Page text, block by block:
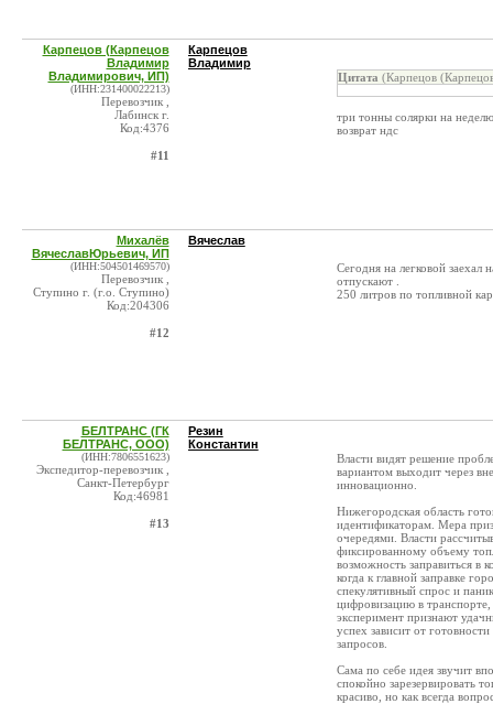
Карпецов (Карпецов
Владимир
Владимирович, ИП)
(ИНН:231400022213)
Перевозчик ,
Лабинск г.
Код:4376
#11
Карпецов
Владимир
Цитата (Карпецов
три тонны солярки на
возврат ндс
Михалёв
ВячеславЮрьевич, ИП
(ИНН:504501469570)
Перевозчик ,
Ступино г. (г.о. Ступино)
Код:204306
#12
Вячеслав
Сегодня на легковой заехал
отпускают .
250 литров по топливной
БЕЛТРАНС (ГК
БЕЛТРАНС, ООО)
(ИНН:7806551623)
Экспедитор-перевозчик ,
Санкт-Петербург
Код:46981
#13
Резин
Константин
Власти видят решение
вариантом выходит через
инновационно.
Нижегородская область
идентификаторам. Мера
очередями. Власти
фиксированному объему
возможность заправиться в
когда к главной заправке
спекулятивный спрос и
цифровизацию в
эксперимент признают
успех зависит от
запросов.
Сама по себе идея звучит
спокойно зарезервировать
красиво, но как всегда